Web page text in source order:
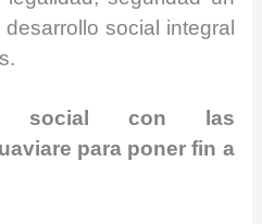
social integral
social con las
para poner fin a